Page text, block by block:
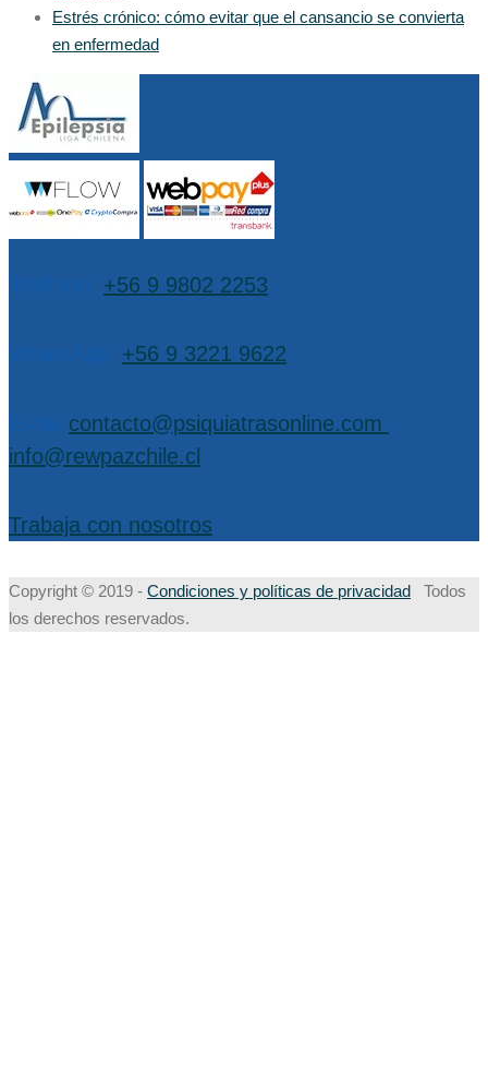
Estrés crónico: cómo evitar que el cansancio se convierta
en enfermedad
+56 9 9802 2253
+56 9 3221 9622
contacto@psiquiatrasonline.com
info@rewpazchile.cl
Trabaja con nosotros
Copyright © 2019 - Condiciones y políticas de privacidad Todos
los derechos reservados.